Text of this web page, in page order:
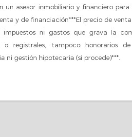
un asesor inmobiliario y financiero
y de financiación***El precio de
impuestos ni gastos que grava la
o registrales, tampoco honorarios
ni gestión hipotecaria (si procede)***.